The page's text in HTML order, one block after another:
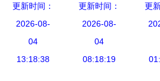
峰馆 上饶
文博会9文
化用品亮点
纷呈
更新时间：
2026-08-
04
13:18:38
架 机油、
润滑油、防
水涂料与五
金文化用品
更新时间：
2026-08-
04
08:18:19
合
示
精
价
更